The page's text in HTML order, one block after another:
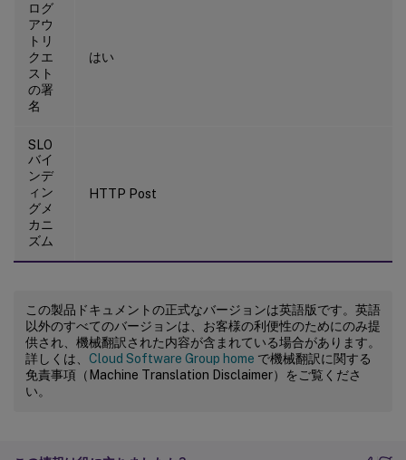
ログ
アウ
トリ
クエ
スト
の署
名
はい
SLO
バイ
ンデ
ィン
グメ
カニ
ズム
HTTP Post
この製品ドキュメントの正式なバージョンは英語版です。英語
以外のすべてのバージョンは、お客様の利便性のためにのみ提
供され、機械翻訳された内容が含まれている場合があります。
詳しくは、 Cloud Software Group home で機械翻訳に関する
免責事項（Machine Translation Disclaimer）をご覧くださ
い。